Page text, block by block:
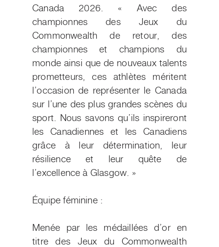
Canada 2026. « Avec des
championnes des Jeux du
Commonwealth de retour, des
championnes et champions du
monde ainsi que de nouveaux talents
prometteurs, ces athlètes méritent
l’occasion de représenter le Canada
sur l’une des plus grandes scènes du
sport. Nous savons qu’ils inspireront
les Canadiennes et les Canadiens
grâce à leur détermination, leur
résilience et leur quête de
l’excellence à Glasgow. »
Équipe féminine :
Menée par les médaillées d’or en
titre des Jeux du Commonwealth